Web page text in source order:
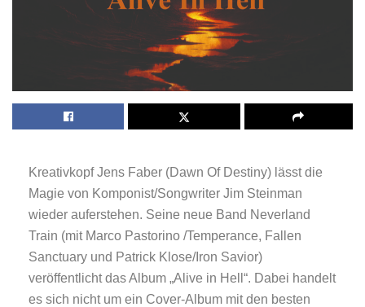
Kreativkopf Jens Faber (Dawn Of Destiny) lässt die
Magie von Komponist/Songwriter Jim Steinman
wieder auferstehen. Seine neue Band Neverland
Train (mit Marco Pastorino /Temperance, Fallen
Sanctuary und Patrick Klose/Iron Savior)
veröffentlicht das Album „Alive in Hell“. Dabei handelt
es sich nicht um ein Cover-Album mit den besten